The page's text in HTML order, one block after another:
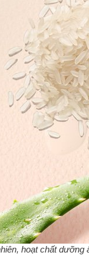
hoạt chất dưỡng